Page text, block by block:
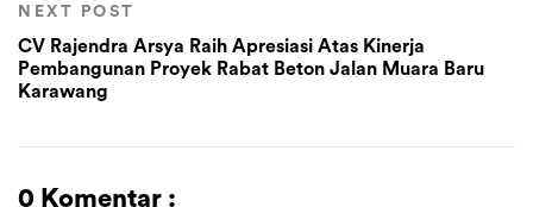
NEXT POST
CV Rajendra Arsya Raih Apresiasi Atas Kinerja
Pembangunan Proyek Rabat Beton Jalan Muara Baru
Karawang
0 Komentar :